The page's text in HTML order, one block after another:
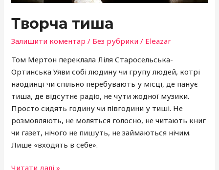
Творча тиша
Залишити коментар / Без рубрики / Eleazar
Том Мертон переклала Ліля Старосельська-
Ортинська Уяви собі людину чи групу людей, котрі
наодинці чи спільно перебувають у місці, де панує
тиша, де відсутнє радіо, не чути жодної музики.
Просто сидять годину чи півгодини у тиші. Не
розмовляють, не моляться голосно, не читають книг
чи газет, нічого не пишуть, не займаються нічим.
Лише «входять в себе».
Читати далі »